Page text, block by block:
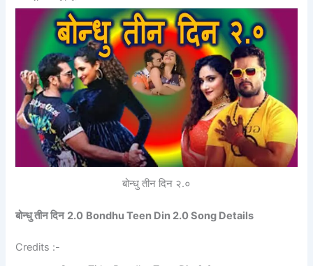
बोन्धु तीन दिन २.०
बोन्धु तीन दिन 2.0 Bondhu Teen Din 2.0 Song Details
Credits :-